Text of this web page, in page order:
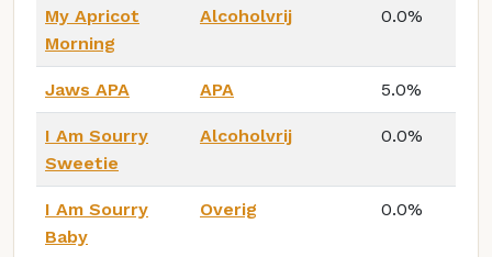
My Apricot
Morning
Alcoholvrij 0.0%
Jaws APA APA 5.0%
I Am Sourry
Sweetie
Alcoholvrij 0.0%
I Am Sourry
Baby
Overig 0.0%